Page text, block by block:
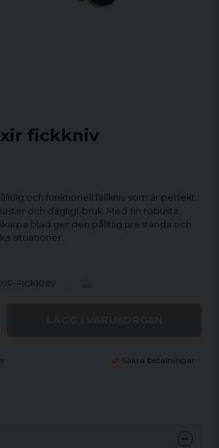
fickkniv
och funktionell fällkniv som är perfekt
och dagligt bruk. Med sin robusta
blad ger den pålitlig prestanda och
situationer.
FICKKNIV
Säkra betalningar